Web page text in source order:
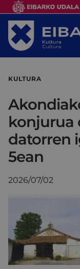
KULTURA
konjurua
datorren
5ean
2026/07/02